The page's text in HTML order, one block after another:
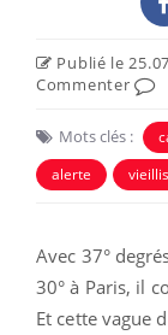
Publié le
Commenter
Mots clés :
alerte
Avec 37°
30° à Paris, il
Et cette vague